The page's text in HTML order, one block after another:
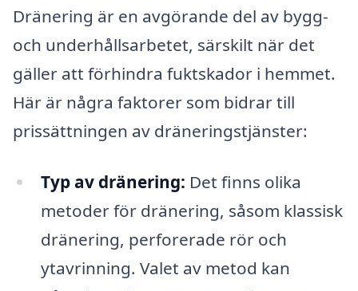
Dränering är en avgörande del av bygg-
och underhållsarbetet, särskilt när det
gäller att förhindra fuktskador i hemmet.
Här är några faktorer som bidrar till
prissättningen av dräneringstjänster:
Typ av dränering: Det finns olika
metoder för dränering, såsom klassisk
dränering, perforerade rör och
ytavrinning. Valet av metod kan